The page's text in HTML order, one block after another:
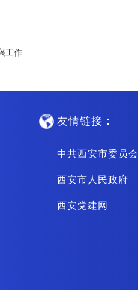
工作
友情链接：
中共西安市委员会
西安市人民政府
西安党建网